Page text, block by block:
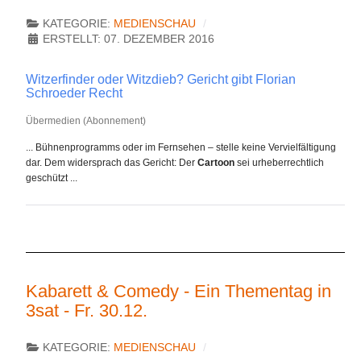
KATEGORIE: MEDIENSCHAU
ERSTELLT: 07. DEZEMBER 2016
Witzerfinder oder Witzdieb? Gericht gibt Florian
Schroeder Recht
Übermedien (Abonnement)
... Bühnenprogramms oder im Fernsehen – stelle keine Vervielfältigung
dar. Dem widersprach das Gericht: Der Cartoon sei urheberrechtlich
geschützt ...
Kabarett & Comedy - Ein Thementag in
3sat - Fr. 30.12.
KATEGORIE: MEDIENSCHAU